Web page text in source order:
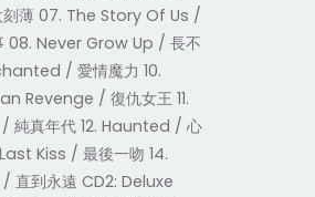
薄 07. The Story Of Us /
08. Never Grow Up / 長不
/ 愛情魔力 10.
Revenge / 復仇女王 11.
純真年代 12. Haunted / 心
Kiss / 最後一吻 14.
直到永遠 CD2: Deluxe